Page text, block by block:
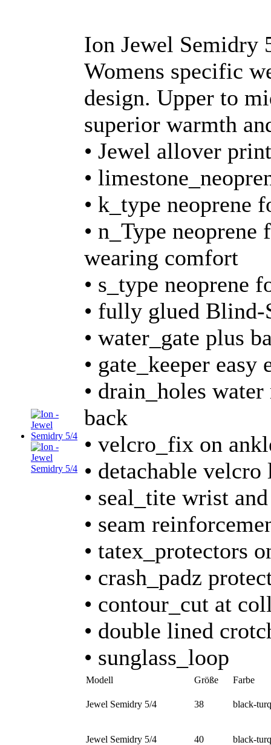
Ion Jewel Semidry
Womens specific
design. Upper to
superior warmth
• Jewel allover
•
• k_type neoprene
• n_Type
wearing comfort
• s_type neoprene
• fully glued Blind-
• water_gate plus
• gate_keeper easy
• drain_holes
back
• velcro_fix on
• detachable
• seal_tite wrist
• seam
• tatex_protectors
• crash_padz
• contour_cut at
• double lined
• sunglass_loop
Modell Größe Farbe
Jewel Semidry 5/4 38 black-
Jewel Semidry 5/4 40 black-